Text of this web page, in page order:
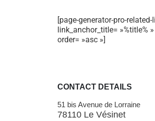
[page-generator-pro-
link_anchor_title= »%title%
order= »asc »]
CONTACT DETAILS
51 bis Avenue de Lorraine
78110 Le Vésinet